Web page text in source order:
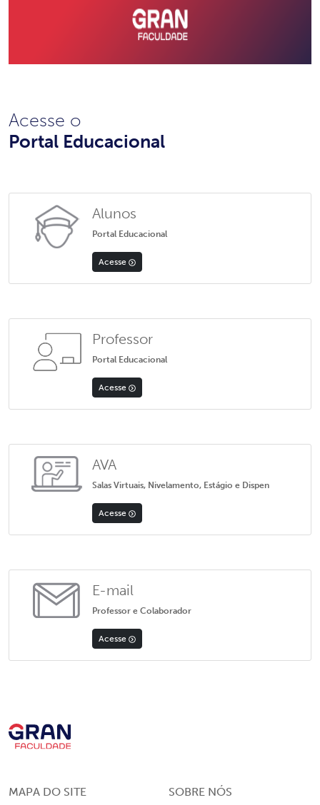
Acesse o
Portal Educacional
Alunos
Portal Educacional
Acesse
Professor
Portal Educacional
Acesse
AVA
Salas Virtuais, Nivelamento, Estágio e Dispen
Acesse
E-mail
Professor e Colaborador
Acesse
MAPA DO SITE SOBRE NÓS